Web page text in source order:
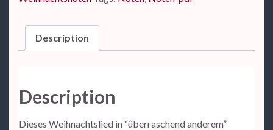
Description
Description
Dieses Weihnachtslied in “überraschend anderem”